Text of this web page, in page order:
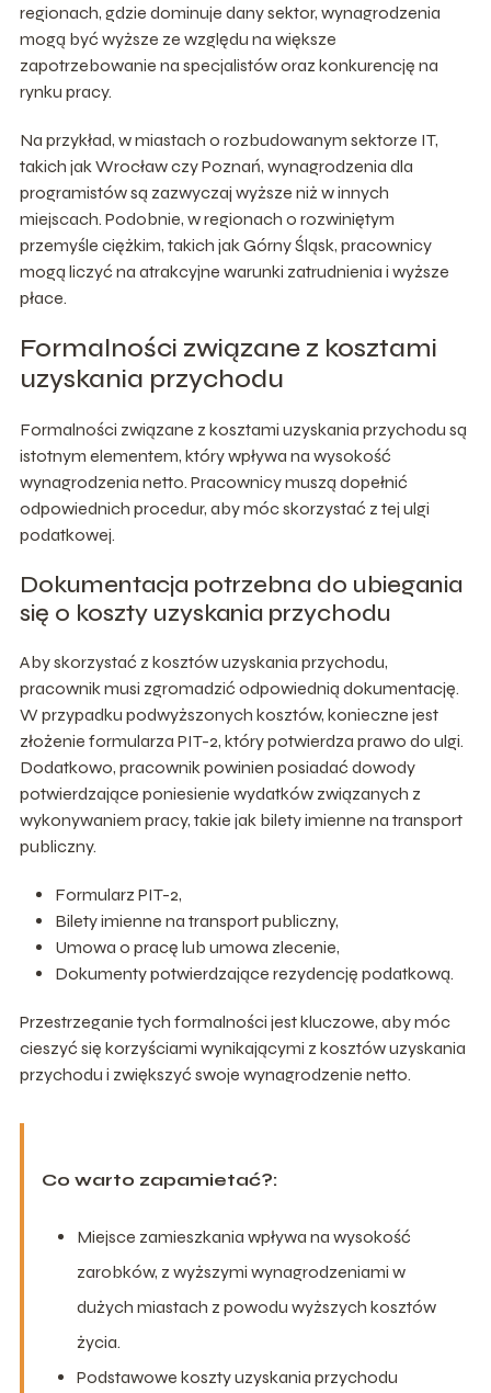
regionach, gdzie dominuje dany sektor, wynagrodzenia
mogą być wyższe ze względu na większe
zapotrzebowanie na specjalistów oraz konkurencję na
rynku pracy.
Na przykład, w miastach o rozbudowanym sektorze IT,
takich jak Wrocław czy Poznań, wynagrodzenia dla
programistów są zazwyczaj wyższe niż w innych
miejscach. Podobnie, w regionach o rozwiniętym
przemyśle ciężkim, takich jak Górny Śląsk, pracownicy
mogą liczyć na atrakcyjne warunki zatrudnienia i wyższe
płace.
Formalności związane z kosztami
uzyskania przychodu
Formalności związane z kosztami uzyskania przychodu są
istotnym elementem, który wpływa na wysokość
wynagrodzenia netto. Pracownicy muszą dopełnić
odpowiednich procedur, aby móc skorzystać z tej ulgi
podatkowej.
Dokumentacja potrzebna do ubiegania
się o koszty uzyskania przychodu
Aby skorzystać z kosztów uzyskania przychodu,
pracownik musi zgromadzić odpowiednią dokumentację.
W przypadku podwyższonych kosztów, konieczne jest
złożenie formularza PIT-2, który potwierdza prawo do ulgi.
Dodatkowo, pracownik powinien posiadać dowody
potwierdzające poniesienie wydatków związanych z
wykonywaniem pracy, takie jak bilety imienne na transport
publiczny.
Formularz PIT-2,
Bilety imienne na transport publiczny,
Umowa o pracę lub umowa zlecenie,
Dokumenty potwierdzające rezydencję podatkową.
Przestrzeganie tych formalności jest kluczowe, aby móc
cieszyć się korzyściami wynikającymi z kosztów uzyskania
przychodu i zwiększyć swoje wynagrodzenie netto.
Co warto zapamietać?:
Miejsce zamieszkania wpływa na wysokość
zarobków, z wyższymi wynagrodzeniami w
dużych miastach z powodu wyższych kosztów
życia.
Podstawowe koszty uzyskania przychodu